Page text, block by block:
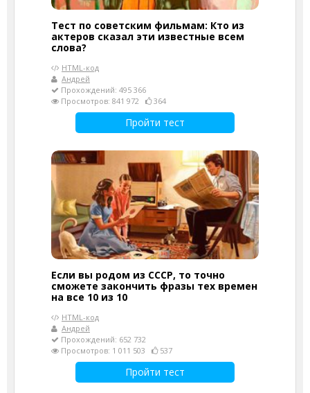
Тест по советским фильмам: Кто из
актеров сказал эти известные всем
слова?
HTML-код
Андрей
Прохождений: 495 366
Просмотров: 841 972
364
Пройти тест
Если вы родом из СССР, то точно
сможете закончить фразы тех времен
на все 10 из 10
HTML-код
Андрей
Прохождений: 652 732
Просмотров: 1 011 503
537
Пройти тест